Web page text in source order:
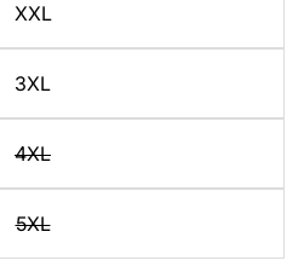
XXL
3XL
4XL
5XL